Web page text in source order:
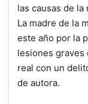
las causas de la
La madre de la
este año por la
lesiones graves
real con un
de autora.